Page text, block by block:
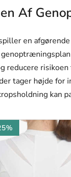
Af
en
reducere
tager højde for
kan